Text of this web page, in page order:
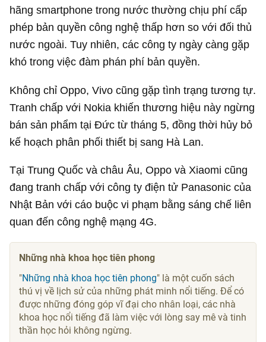
hãng smartphone trong nước thường chịu phí cấp
phép bản quyền công nghệ thấp hơn so với đối thủ
nước ngoài. Tuy nhiên, các công ty ngày càng gặp
khó trong việc đàm phán phí bản quyền.
Không chỉ Oppo, Vivo cũng gặp tình trạng tương tự.
Tranh chấp với Nokia khiến thương hiệu này ngừng
bán sản phẩm tại Đức từ tháng 5, đồng thời hủy bỏ
kế hoạch phân phối thiết bị sang Hà Lan.
Tại Trung Quốc và châu Âu, Oppo và Xiaomi cũng
đang tranh chấp với công ty điện tử Panasonic của
Nhật Bản với cáo buộc vi phạm bằng sáng chế liên
quan đến công nghệ mạng 4G.
Những nhà khoa học tiên phong
"Những nhà khoa học tiên phong" là một cuốn sách
thú vị về lịch sử của những phát minh nổi tiếng. Để có
được những đóng góp vĩ đại cho nhân loại, các nhà
khoa học nổi tiếng đã làm việc với lòng say mê và tinh
thần học hỏi không ngừng.